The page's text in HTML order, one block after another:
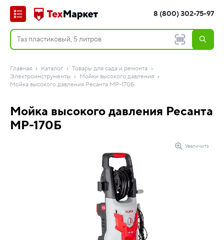
8 (800) 302-75-97
Главная Каталог
Товары для сада и ремонта
Электроинструменты
Мойки высокого давления
Мойка высокого давления Ресанта МР-170Б
Мойка высокого давления Ресанта
МР-170Б
Увеличить